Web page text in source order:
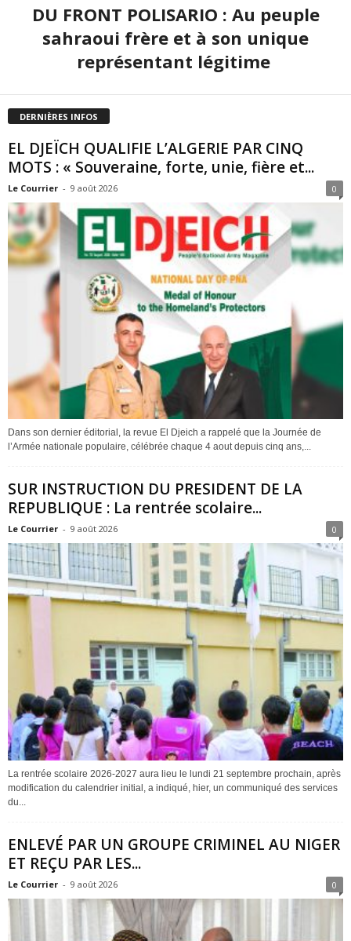
DU FRONT POLISARIO : Au peuple
sahraoui frère et à son unique
représentant légitime
DERNIÈRES INFOS
EL DJEÏCH QUALIFIE L’ALGERIE PAR CINQ
MOTS : « Souveraine, forte, unie, fière et...
Le Courrier - 9 août 2026 0
Dans son dernier éditorial, la revue El Djeich a rappelé que la Journée de
l’Armée nationale populaire, célébrée chaque 4 aout depuis cinq ans,...
SUR INSTRUCTION DU PRESIDENT DE LA
REPUBLIQUE : La rentrée scolaire...
Le Courrier - 9 août 2026 0
La rentrée scolaire 2026-2027 aura lieu le lundi 21 septembre prochain, après
modification du calendrier initial, a indiqué, hier, un communiqué des services
du...
ENLEVÉ PAR UN GROUPE CRIMINEL AU NIGER
ET REÇU PAR LES...
Le Courrier - 9 août 2026 0